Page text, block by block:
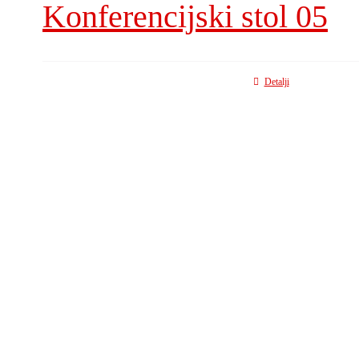
Konferencijski stol 05
Detalji